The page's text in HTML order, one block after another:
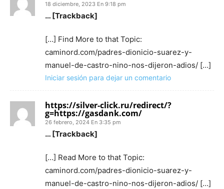
18 diciembre, 2023 En 9:18 pm
… [Trackback]
[…] Find More to that Topic:
caminord.com/padres-dionicio-suarez-y-
manuel-de-castro-nino-nos-dijeron-adios/ […]
Iniciar sesión para dejar un comentario
https://silver-click.ru/redirect/?
g=https://gasdank.com/
26 febrero, 2024 En 3:35 pm
… [Trackback]
[…] Read More to that Topic:
caminord.com/padres-dionicio-suarez-y-
manuel-de-castro-nino-nos-dijeron-adios/ […]